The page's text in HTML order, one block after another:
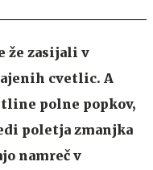
že zasijali v
cvetlic. A
polne popkov,
poletja zmanjka
namreč v